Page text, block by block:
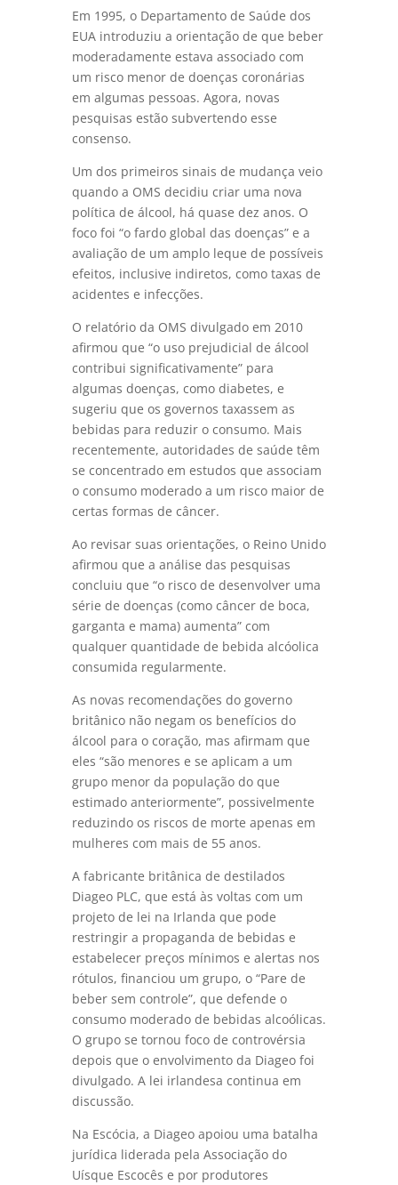
Em 1995, o Departamento de Saúde dos
EUA introduziu a orientação de que beber
moderadamente estava associado com
um risco menor de doenças coronárias
em algumas pessoas. Agora, novas
pesquisas estão subvertendo esse
consenso.
Um dos primeiros sinais de mudança veio
quando a OMS decidiu criar uma nova
política de álcool, há quase dez anos. O
foco foi “o fardo global das doenças” e a
avaliação de um amplo leque de possíveis
efeitos, inclusive indiretos, como taxas de
acidentes e infecções.
O relatório da OMS divulgado em 2010
afirmou que “o uso prejudicial de álcool
contribui significativamente” para
algumas doenças, como diabetes, e
sugeriu que os governos taxassem as
bebidas para reduzir o consumo. Mais
recentemente, autoridades de saúde têm
se concentrado em estudos que associam
o consumo moderado a um risco maior de
certas formas de câncer.
Ao revisar suas orientações, o Reino Unido
afirmou que a análise das pesquisas
concluiu que “o risco de desenvolver uma
série de doenças (como câncer de boca,
garganta e mama) aumenta” com
qualquer quantidade de bebida alcóolica
consumida regularmente.
As novas recomendações do governo
britânico não negam os benefícios do
álcool para o coração, mas afirmam que
eles “são menores e se aplicam a um
grupo menor da população do que
estimado anteriormente”, possivelmente
reduzindo os riscos de morte apenas em
mulheres com mais de 55 anos.
A fabricante britânica de destilados
Diageo PLC, que está às voltas com um
projeto de lei na Irlanda que pode
restringir a propaganda de bebidas e
estabelecer preços mínimos e alertas nos
rótulos, financiou um grupo, o “Pare de
beber sem controle”, que defende o
consumo moderado de bebidas alcoólicas.
O grupo se tornou foco de controvérsia
depois que o envolvimento da Diageo foi
divulgado. A lei irlandesa continua em
discussão.
Na Escócia, a Diageo apoiou uma batalha
jurídica liderada pela Associação do
Uísque Escocês e por produtores